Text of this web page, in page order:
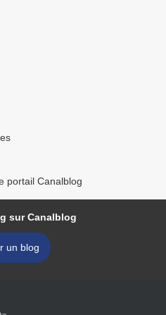
portail Canalblog
sur Canalblog
un blog